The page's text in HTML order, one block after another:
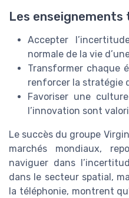
Les enseignements
Accepter
normale de la vie
Transformer chaque
renforcer la stratégie
Favoriser une
l’innovation sont
Le succès du groupe
marchés mondiaux,
naviguer dans
dans le secteur spatial,
la téléphonie, montrent